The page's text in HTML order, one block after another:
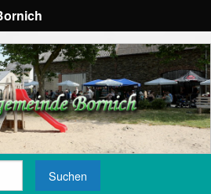
Suchen